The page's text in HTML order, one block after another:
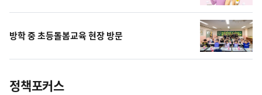
방학 중 초등돌봄교육 현장 방문
정책포커스